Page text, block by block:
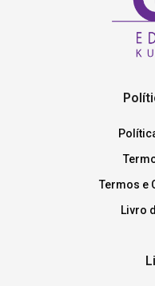
Termos e
Livro